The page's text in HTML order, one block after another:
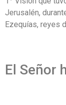
Jerusalén,
Ezequías, reyes
El Señor